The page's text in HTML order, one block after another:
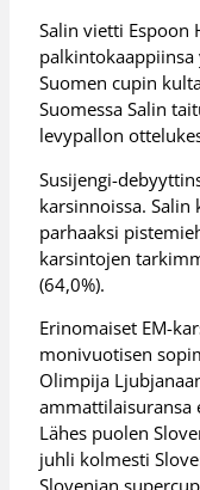
Salin vietti Espoon
palkintokaappiinsa
Suomen cupin
Suomessa Salin
levypallon
Susijengi-
karsinnoissa.
parhaaksi
karsintojen
(64,0%).
Erinomaiset EM-
monivuotisen
Olimpija
ammattilaisuransa
Lähes puolen
juhli kolmesti